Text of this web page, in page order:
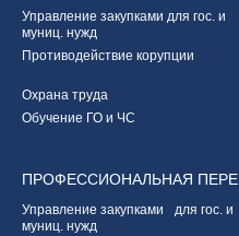
Управление закупками для гос. и
муниц. нужд
Противодействие корупции
Охрана труда
Обучение ГО и ЧС
ПРОФЕССИОНАЛЬНАЯ
Управление закупками для гос. и
муниц. нужд